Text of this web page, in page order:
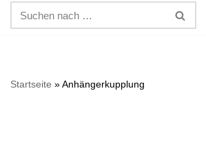
Startseite »Anhängerkupplung